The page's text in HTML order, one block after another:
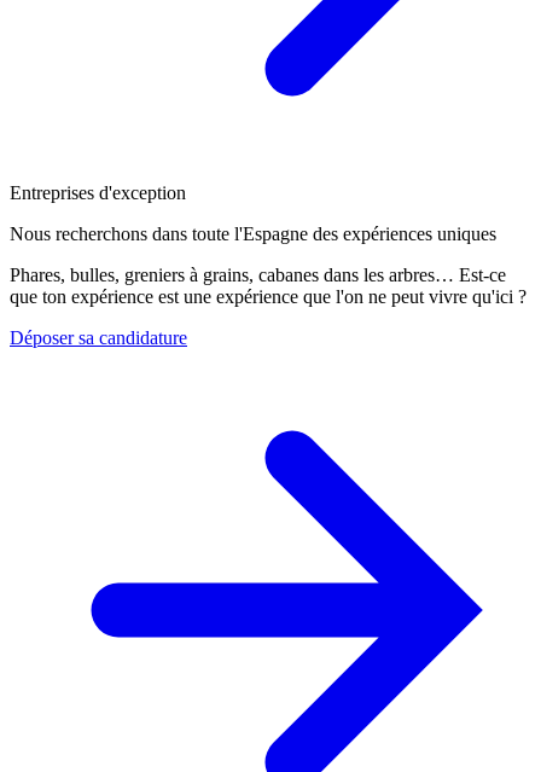
Entreprises d'exception
Nous recherchons dans toute l'Espagne des expériences uniques
Phares, bulles, greniers à grains, cabanes dans les arbres… Est-ce
que ton expérience est une expérience que l'on ne peut vivre qu'ici ?
Déposer sa candidature